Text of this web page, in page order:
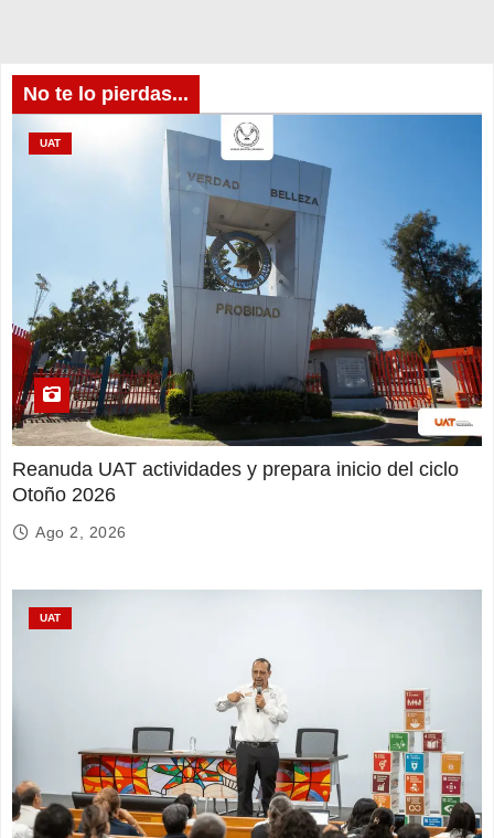
No te lo pierdas...
UAT
Reanuda UAT actividades y prepara inicio del ciclo
Otoño 2026
Ago 2, 2026
UAT